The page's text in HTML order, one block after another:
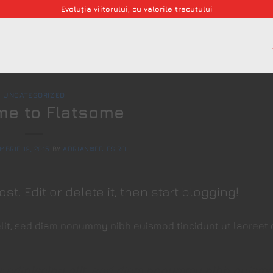
Evoluția viitorului, cu valorile trecutului
UNCATEGORIZED
to Flatsome
19, 2015 BY ADRIAN@FEJES.RO
Edit or delete it, then start blogging!
sed diam nonummy nibh euismod tincidunt ut laoreet